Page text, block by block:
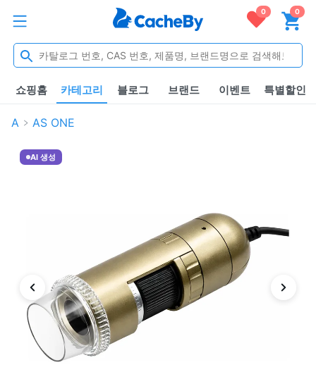
0 0
쇼핑홈 카테고리 블로그 브랜드 이벤트 특별할인
A AS ONE
AI 생성